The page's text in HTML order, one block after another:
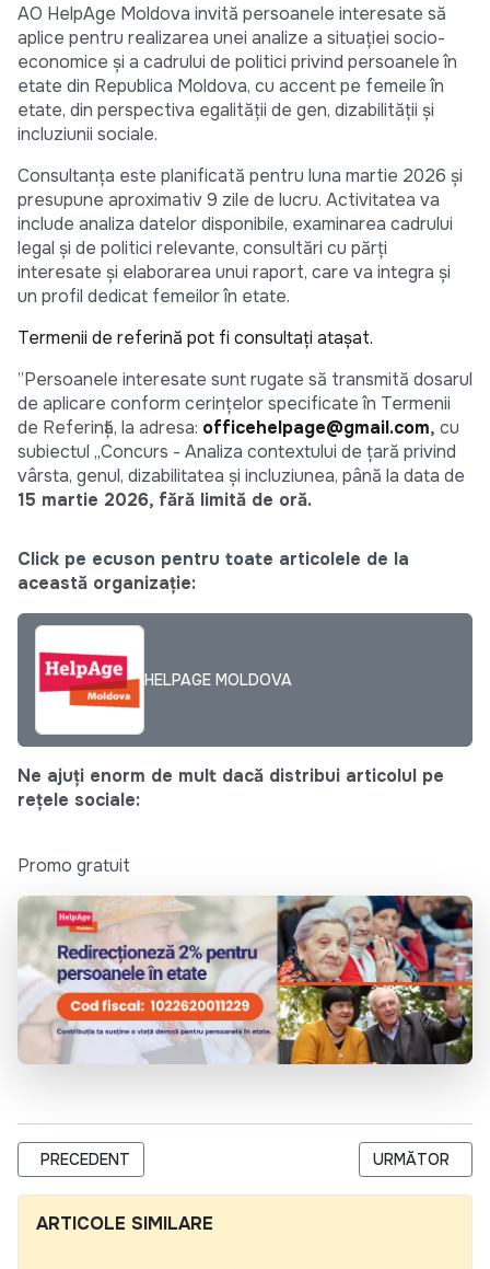
AO HelpAge Moldova invită persoanele interesate să
aplice pentru realizarea unei analize a situației socio-
economice și a cadrului de politici privind persoanele în
etate din Republica Moldova, cu accent pe femeile în
etate, din perspectiva egalității de gen, dizabilității și
incluziunii sociale.
Consultanța este planificată pentru luna martie 2026 și
presupune aproximativ 9 zile de lucru. Activitatea va
include analiza datelor disponibile, examinarea cadrului
legal și de politici relevante, consultări cu părți
interesate și elaborarea unui raport, care va integra și
un profil dedicat femeilor în etate.
Termenii de referință pot fi consultați atașat.
”Persoanele interesate sunt rugate să transmită dosarul
de aplicare conform cerințelor specificate în Termenii
de Referință, la adresa: officehelpage@gmail.com, cu
subiectul „Concurs - Analiza contextului de țară privind
vârsta, genul, dizabilitatea și incluziunea, până la data de
15 martie 2026, fără limită de oră.
Click pe ecuson pentru toate articolele de la
această organizație:
HELPAGE MOLDOVA
Ne ajuți enorm de mult dacă distribui articolul pe
rețele sociale:
Promo gratuit
ARTICOL PRECEDENT: TERMENI DE REFERINȚĂ PENTRU
PRECEDENT ARTICOLUL
URMĂTOR
ARTICOLE SIMILARE